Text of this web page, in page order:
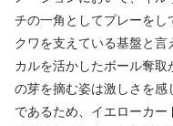
チの一角としてプレーをし
クワを支えている基盤と
カルを活かしたボール奪
の芽を摘む姿は激しさを
であるため、イエローカ